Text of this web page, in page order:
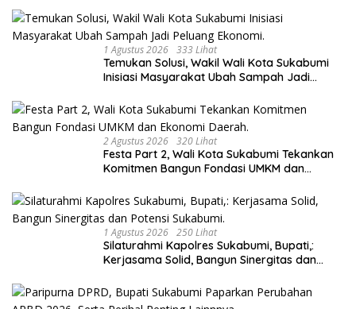
1 Agustus 2026 333 Lihat
Temukan Solusi, Wakil Wali Kota Sukabumi
Inisiasi Masyarakat Ubah Sampah Jadi
2 Agustus 2026 320 Lihat
Festa Part 2, Wali Kota Sukabumi Tekankan
Komitmen Bangun Fondasi UMKM dan
1 Agustus 2026 250 Lihat
Silaturahmi Kapolres Sukabumi, Bupati,:
Kerjasama Solid, Bangun Sinergitas dan